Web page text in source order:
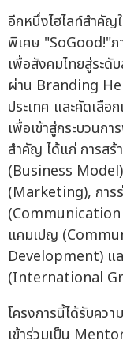
อีกหนึ่งไฮไลท์สำคัญ
พิเศษ "SoGood!"ภ
เพื่อสังคมไทยสู่ระดั
ผ่าน Branding
ประเทศ และคัดเลื
เพื่อเข้าสู่กระบวน
สำคัญ ได้แก่ การส
(Business
(Marketing), การ
แคมเปญ
Development) แล
(International
โครงการนี้ได้รับคว
เข้าร่วมเป็น